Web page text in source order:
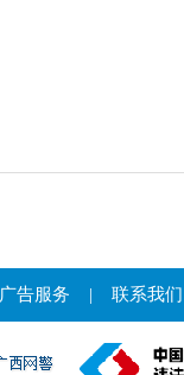
广告服务 | 联系我们